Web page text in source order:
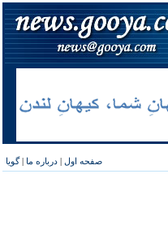
صفحه اول | درباره ما |گویا